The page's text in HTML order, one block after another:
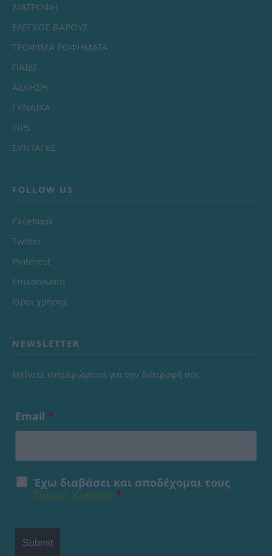
ΔΙΑΤΡΟΦΗ
ΕΛΕΓΧΟΣ ΒΑΡΟΥΣ
ΤΡΟΦΙΜΑ ΡΟΦΗΜΑΤΑ
ΠΑΙΔΙ
ΑΣΚΗΣΗ
ΓΥΝΑΙΚΑ
TIPS
ΣΥΝΤΑΓΕΣ
FOLLOW US
Facebook
Twitter
Pinterest
Επικοινωνία
Όροι χρήσης
NEWSLETTER
Μείνετε ενημερώμενοι για την διατροφή σας
Email *
Έχω διαβάσει και αποδέχομαι τους
*